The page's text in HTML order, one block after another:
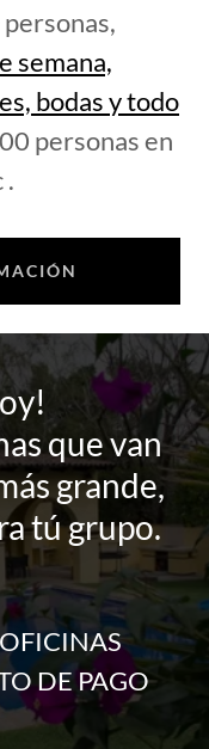
semana,
bodas y todo
personas en
.
que van
grande,
tú grupo.
DE PAGO